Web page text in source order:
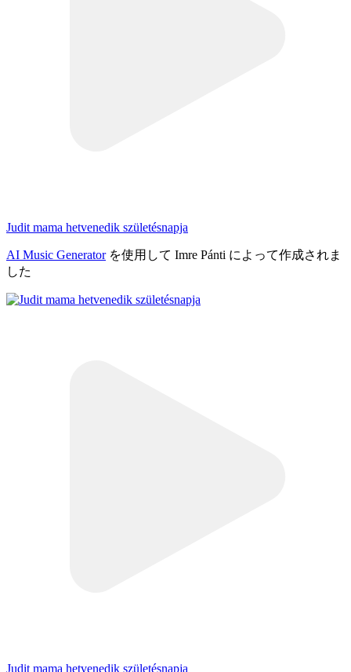
Judit mama hetvenedik születésnapja
AI Music Generatorを使用して Imre Pánti によって作成されま
した
Judit mama hetvenedik születésnapja